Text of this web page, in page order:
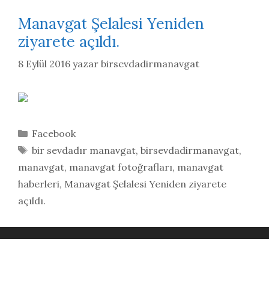
Manavgat Şelalesi Yeniden
ziyarete açıldı.
8 Eylül 2016 yazar birsevdadirmanavgat
Kategoriler
Facebook
Etiketler
bir sevdadır manavgat, birsevdadirmanavgat,
manavgat, manavgat fotoğrafları, manavgat
haberleri, Manavgat Şelalesi Yeniden ziyarete
açıldı.